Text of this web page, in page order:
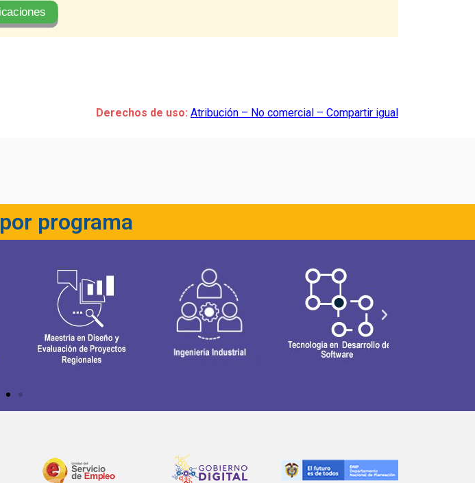
Derechos de uso: Atribución – No comercial – Compartir igual
programa